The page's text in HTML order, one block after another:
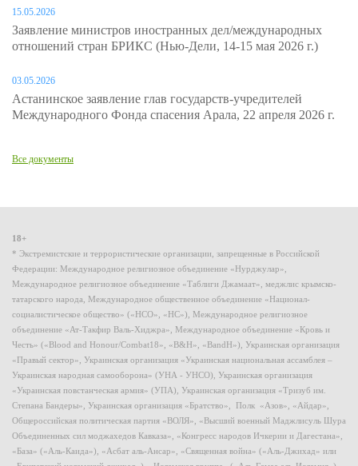
15.05.2026
Заявление министров иностранных дел/международных
отношений стран БРИКС (Нью-Дели, 14-15 мая 2026 г.)
03.05.2026
Астанинское заявление глав государств-учредителей
Международного Фонда спасения Арала, 22 апреля 2026 г.
Все документы
18+
* Экстремистские и террористические организации, запрещенные в Российской
Федерации: Международное религиозное объединение «Нурджулар»,
Международное религиозное объединение «Таблиги Джамаат», меджлис крымско-
татарского народа, Международное общественное объединение «Национал-
социалистическое общество» («НСО», «НС»), Международное религиозное
объединение «Ат-Такфир Валь-Хиджра», Международное объединение «Кровь и
Честь» («Blood and Honour/Combat18», «B&H», «BandH»), Украинская организация
«Правый сектор», Украинская организация «Украинская национальная ассамблея –
Украинская народная самооборона» (УНА - УНСО), Украинская организация
«Украинская повстанческая армия» (УПА), Украинская организация «Тризуб им.
Степана Бандеры», Украинская организация «Братство», Полк «Азов», «Айдар»,
Общероссийская политическая партия «ВОЛЯ», «Высший военный Маджлисуль Шура
Объединенных сил моджахедов Кавказа», «Конгресс народов Ичкерии и Дагестана»,
«База» («Аль-Каида»), «Асбат аль-Ансар», «Священная война» («Аль-Джихад» или